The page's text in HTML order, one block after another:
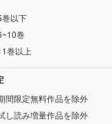
巻以下
巻
巻以上
間限定無料作品を除外
し読み増量作品を除外